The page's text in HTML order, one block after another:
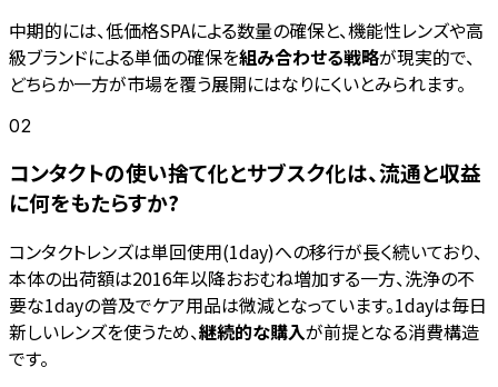
中期的には、低価格SPAによる数量の確保と、機能性レンズや高
級ブランドによる単価の確保を組み合わせる戦略が現実的で、
どちらか一方が市場を覆う展開にはなりにくいとみられます。
02
コンタクトの使い捨て化とサブスク化は、流通と収益
に何をもたらすか?
コンタクトレンズは単回使用(1day)への移行が長く続いており、
本体の出荷額は2016年以降おおむね増加する一方、洗浄の不
要な1dayの普及でケア用品は微減となっています。1dayは毎日
新しいレンズを使うため、継続的な購入が前提となる消費構造
です。